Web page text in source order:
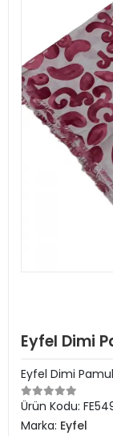
Eyfel Dimi
Eyfel Dimi
Ürün Kodu:
Marka: Eyfel